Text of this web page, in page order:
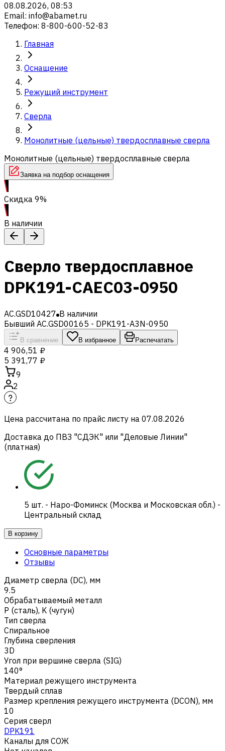
08.08.2026, 08:53
Email: info@abamet.ru
Телефон: 8-800-600-52-83
Главная
Оснащение
Режущий инструмент
Сверла
Монолитные (цельные) твердосплавные сверла
Монолитные (цельные) твердосплавные сверла
Заявка на подбор оснащения
Скидка 9%
В наличии
Сверло твердосплавное
DPK191-CAEC03-0950
AC.GSD10427 В наличии
Бывший AC.GSD00165 - DPK191-A3N-0950
В сравнение В избранное Распечатать
4 906,51 ₽
5 391,77 ₽
9
2
Цена рассчитана по прайс листу на 07.08.2026
Доставка до ПВЗ "СДЭК" или "Деловые Линии"
(платная)
5 шт. - Наро-Фоминск (Москва и Московская обл.) -
Центральный склад
В корзину
Основные параметры
Отзывы
Диаметр сверла (DC), мм
9.5
Обрабатываемый металл
Р (сталь), K (чугун)
Тип сверла
Спиральное
Глубина сверления
3D
Угол при вершине сверла (SIG)
140°
Материал режущего инструмента
Твердый сплав
Размер крепления режущего инструмента (DCON), мм
10
Серия сверл
DPK191
Каналы для СОЖ